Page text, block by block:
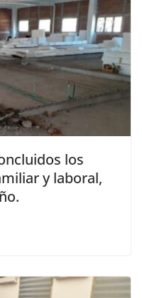
los
y laboral,